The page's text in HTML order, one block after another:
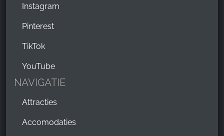
Instagram
Pinterest
TikTok
YouTube
NAVIGATIE
Attracties
Accomodaties